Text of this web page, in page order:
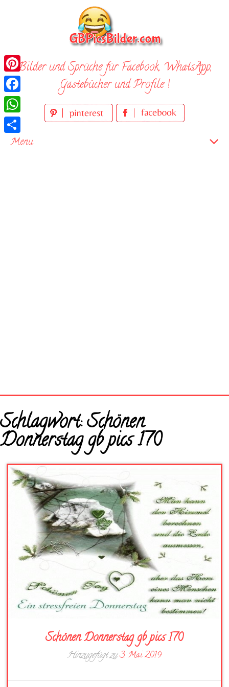
Bilder und Sprüche für Facebook, WhatsApp,
Gästebücher und Profile !
Menu
Startseite
Neue Bilder
Schlagwort:Schönen
Donnerstag gb pics 170
Schönen Donnerstag gb pics 170
Hinzugefügt zu3. Mai 2019
Pinterest
Facebook
WhatsApp
Teilen